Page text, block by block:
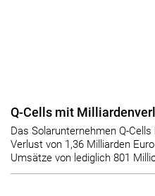
Q-Cells mit
Das Solarunternehmen Q-
Verlust von 1,36 Milliarden
Umsätze von lediglich 801